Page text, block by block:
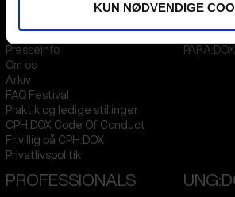
KUN NØDVENDIGE
FESTIVAL 2026 DA
Presseinfo
Om os
Arkiv
FAQ Festival
Praktik og ledige stillinger
CPH:DOX Code Of Conduct
Frivillig på CPH:DOX
Privatlivspolitik
PARA:DOX
PROFESSIONALS